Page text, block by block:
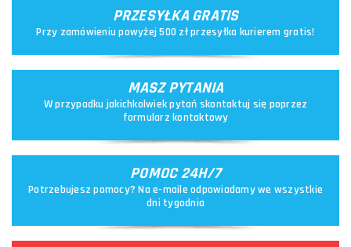
PRZESYŁKA GRATIS
Przy zamówieniu powyżej 500 zł przesyłka kurierem gratis!
MASZ PYTANIA
W przypadku jakichkolwiek pytań skontaktuj się poprzez
formularz kontaktowy
POMOC 24H/7
Potrzebujesz pomocy? Na e-maile odpowiadamy we wszystkie
dni tygodnia